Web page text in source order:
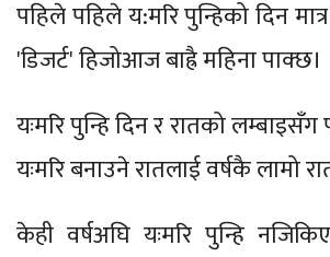
पहिले पहिले य:मरि पुन्हिको दिन
'डिजर्ट' हिजोआज बाह्रै महिना पाक्छ।
यःमरि पुन्हि दिन र रातको
यःमरि बनाउने रातलाई वर्षकै लामो
केही वर्षअघि यःमरि पुन्हि